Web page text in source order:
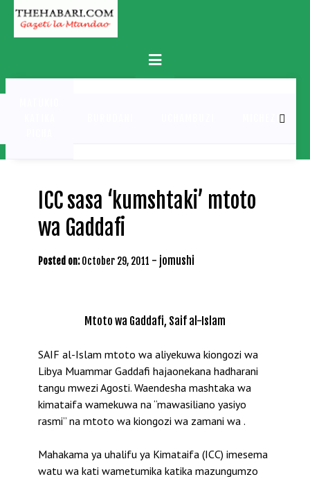
Skip
content
Primary
Menu
MICHEZO
ICC sasa ‘kumshtaki’ mtoto
wa Gaddafi
Posted on: October 29, 2011 - jomushi
Mtoto wa Gaddafi, Saif al-Islam
SAIF al-Islam mtoto wa aliyekuwa kiongozi wa
Libya Muammar Gaddafi hajaonekana hadharani
tangu mwezi Agosti. Waendesha mashtaka wa
kimataifa wamekuwa na “mawasiliano yasiyo
rasmi” na mtoto wa kiongozi wa zamani wa .
Mahakama ya uhalifu ya Kimataifa (ICC) imesema
watu wa kati wametumika katika mazungumzo